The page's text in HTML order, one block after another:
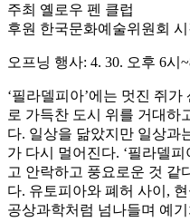
주최 옐로우 펜 클럽
후원 한국문화예술위원회
오프닝 행사: 4. 30. 오후 6시
‘필라델피아’에는 멋진 쥐
로 가득찬 도시 위를 거대하
다. 일상을 닮았지만 일상과
가 다시 멀어진다. ‘필라델
고 안락하고 풍요로운 것 같
다. 유토피아와 폐허 사이,
공상과학처럼 넘나들며 예